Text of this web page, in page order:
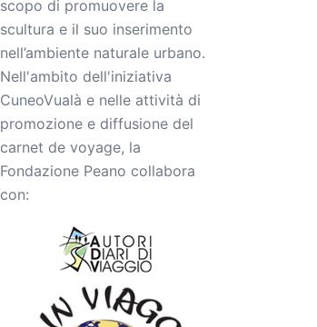
scopo di promuovere la
scultura e il suo inserimento
nell’ambiente naturale urbano.
Nell'ambito dell'iniziativa
CuneoVualà e nelle attività di
promozione e diffusione del
carnet de voyage, la
Fondazione Peano collabora
con: